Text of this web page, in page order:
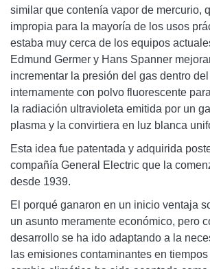
similar que contenía vapor de mercurio,
impropia para la mayoría de los usos
estaba muy cerca de los equipos
Edmund Germer y Hans Spanner
incrementar la presión del gas dentro
internamente con polvo fluorescente
la radiación ultravioleta emitida por un
plasma y la convirtiera en luz blanca
Esta idea fue patentada y adquirida
compañía General Electric que la
desde 1939.
El porqué ganaron en un inicio ventaja
un asunto meramente económico, pero
desarrollo se ha ido adaptando a la
las emisiones contaminantes en tiempos